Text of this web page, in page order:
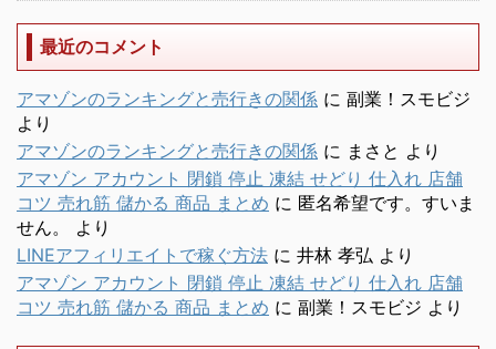
最近のコメント
アマゾンのランキングと売行きの関係 に 副業！スモビジ
より
アマゾンのランキングと売行きの関係 に まさと より
アマゾン アカウント 閉鎖 停止 凍結 せどり 仕入れ 店舗
コツ 売れ筋 儲かる 商品 まとめ に 匿名希望です。すいま
せん。
より
LINEアフィリエイトで稼ぐ方法 に 井林 孝弘 より
アマゾン アカウント 閉鎖 停止 凍結 せどり 仕入れ 店舗
コツ 売れ筋 儲かる 商品 まとめ に 副業！スモビジ より